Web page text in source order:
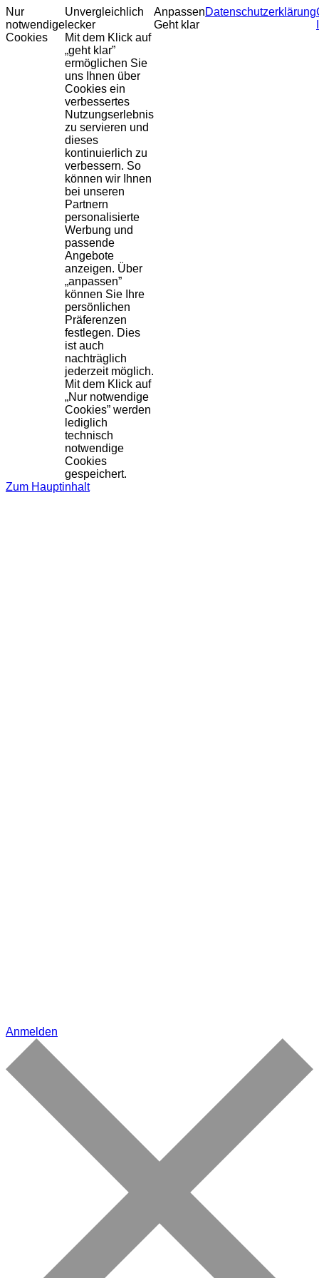
Nur
notwendige
Cookies
Unvergleichlich
lecker
Mit dem Klick auf
„geht klar”
ermöglichen Sie
uns Ihnen über
Cookies ein
verbessertes
Nutzungserlebnis
zu servieren und
dieses
kontinuierlich zu
verbessern. So
können wir Ihnen
bei unseren
Partnern
personalisierte
Werbung und
passende
Angebote
anzeigen. Über
„anpassen”
können Sie Ihre
persönlichen
Präferenzen
festlegen. Dies
ist auch
nachträglich
jederzeit möglich.
Mit dem Klick auf
„Nur notwendige
Cookies” werden
lediglich
technisch
notwendige
Cookies
gespeichert.
Anpassen
Geht klar
Datenschutzerklärung
Zum Hauptinhalt
Anmelden